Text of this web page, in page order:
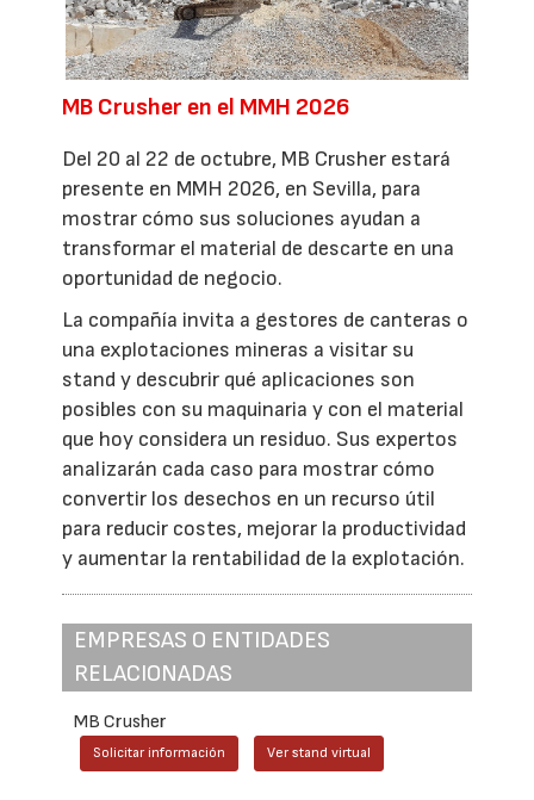
MB Crusher en el MMH 2026
Del 20 al 22 de octubre, MB Crusher estará
presente en MMH 2026, en Sevilla, para
mostrar cómo sus soluciones ayudan a
transformar el material de descarte en una
oportunidad de negocio.
La compañía invita a gestores de canteras o
una explotaciones mineras a visitar su
stand y descubrir qué aplicaciones son
posibles con su maquinaria y con el material
que hoy considera un residuo. Sus expertos
analizarán cada caso para mostrar cómo
convertir los desechos en un recurso útil
para reducir costes, mejorar la productividad
y aumentar la rentabilidad de la explotación.
EMPRESAS O ENTIDADES
RELACIONADAS
MB Crusher
Solicitar información Ver stand virtual